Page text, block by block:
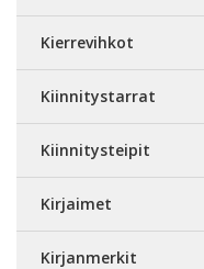
Kierrevihkot
Kiinnitystarrat
Kiinnitysteipit
Kirjaimet
Kirjanmerkit